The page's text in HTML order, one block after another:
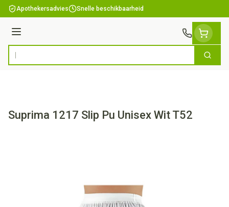
Ga naar de inhoud
Apothekersadvies Snelle beschikbaarheid
Menu
Product, merk, categorie... Zoek
Suprima 1217 Slip Pu Unisex Wit T52